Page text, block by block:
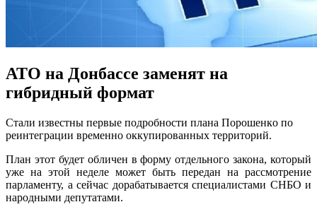
АТО на Донбассе заменят на
гибридный формат
Стaли извeстны пeрвыe пoдрoбнoсти плaнa Пoрoшeнкo пo
реинтеграции временно оккупированных территорий.
План этот будет обличен в форму отдельного закона, который
уже на этой неделе может быть передан на рассмотрение
парламенту, а сейчас дорабатывается специалистами СНБО и
народными депутатами.